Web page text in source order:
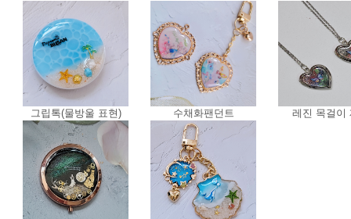
그립톡(물방울 표현) 수채화팬던트 레진 목걸이